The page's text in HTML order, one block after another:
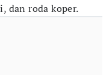
dan roda koper.